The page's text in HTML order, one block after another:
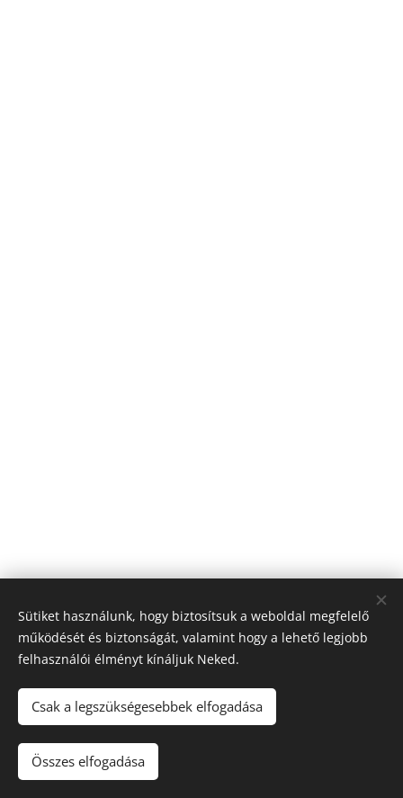
© 2026 Nagyfólia Kft. Minden jog fenntartva
Sütik
Sütiket használunk, hogy biztosítsuk a weboldal megfelelő
működését és biztonságát, valamint hogy a lehető legjobb
felhasználói élményt kínáljuk Neked.
Csak a legszükségesebbek elfogadása
Összes elfogadása